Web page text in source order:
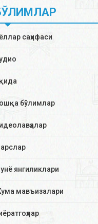
саҳифаси
бўлимлар
янгиликлари
мавъизалари